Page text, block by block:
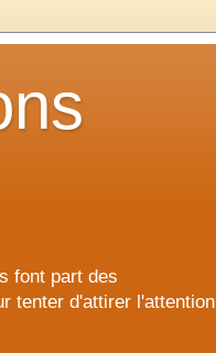
font part des
tenter d'attirer l'attention